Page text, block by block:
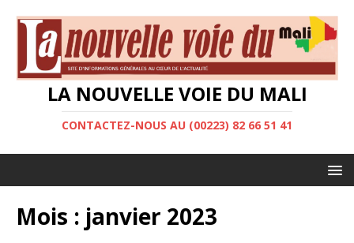
LA NOUVELLE VOIE DU MALI
CONTACTEZ-NOUS AU (00223) 82 66 51 41
Mois : janvier 2023